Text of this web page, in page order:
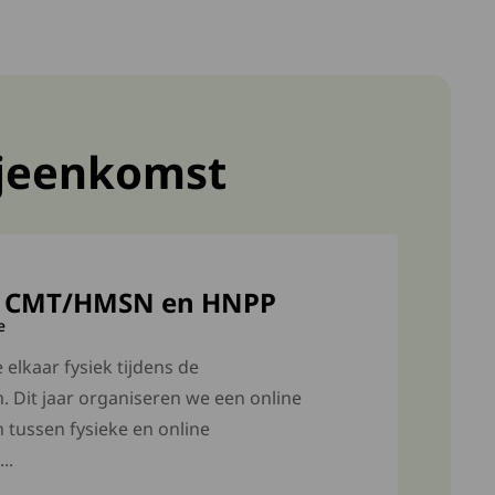
HMSN en HNPP
fysiek tijdens de
Dit jaar organiseren we een online
tussen fysieke en online